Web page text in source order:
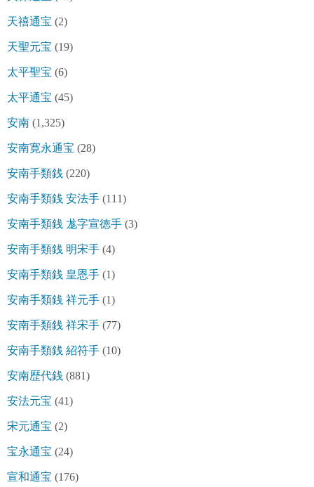
天禧通宝 (2)
天聖元宝 (19)
太平聖宝 (6)
太平通宝 (45)
安南 (1,325)
安南寛永通宝 (28)
安南手類銭 (220)
安南手類銭 安法手 (111)
安南手類銭 尨字宣徳手 (3)
安南手類銭 明宋手 (4)
安南手類銭 皇恩手 (1)
安南手類銭 祥元手 (1)
安南手類銭 祥宋手 (77)
安南手類銭 紹符手 (10)
安南歴代銭 (881)
安法元宝 (41)
宋元通宝 (2)
宝永通宝 (24)
宣和通宝 (176)